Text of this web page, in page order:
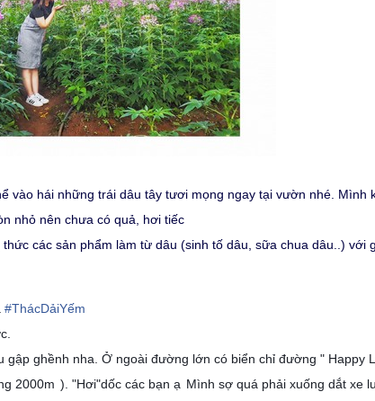
vào hái những trái dâu tây tươi mọng ngay tại vườn nhé. Mình
nhỏ nên chưa có quả, hơi tiếc
các sản phẩm làm từ dâu (sinh tố dâu, sữa chua dâu..) với
#ThácDảiYếm
gập ghềnh nha. Ở ngoài đường lớn có biển chỉ đường " Happy
2000m ). "Hơi"dốc các bạn ạ Mình sợ quá phải xuống dắt xe